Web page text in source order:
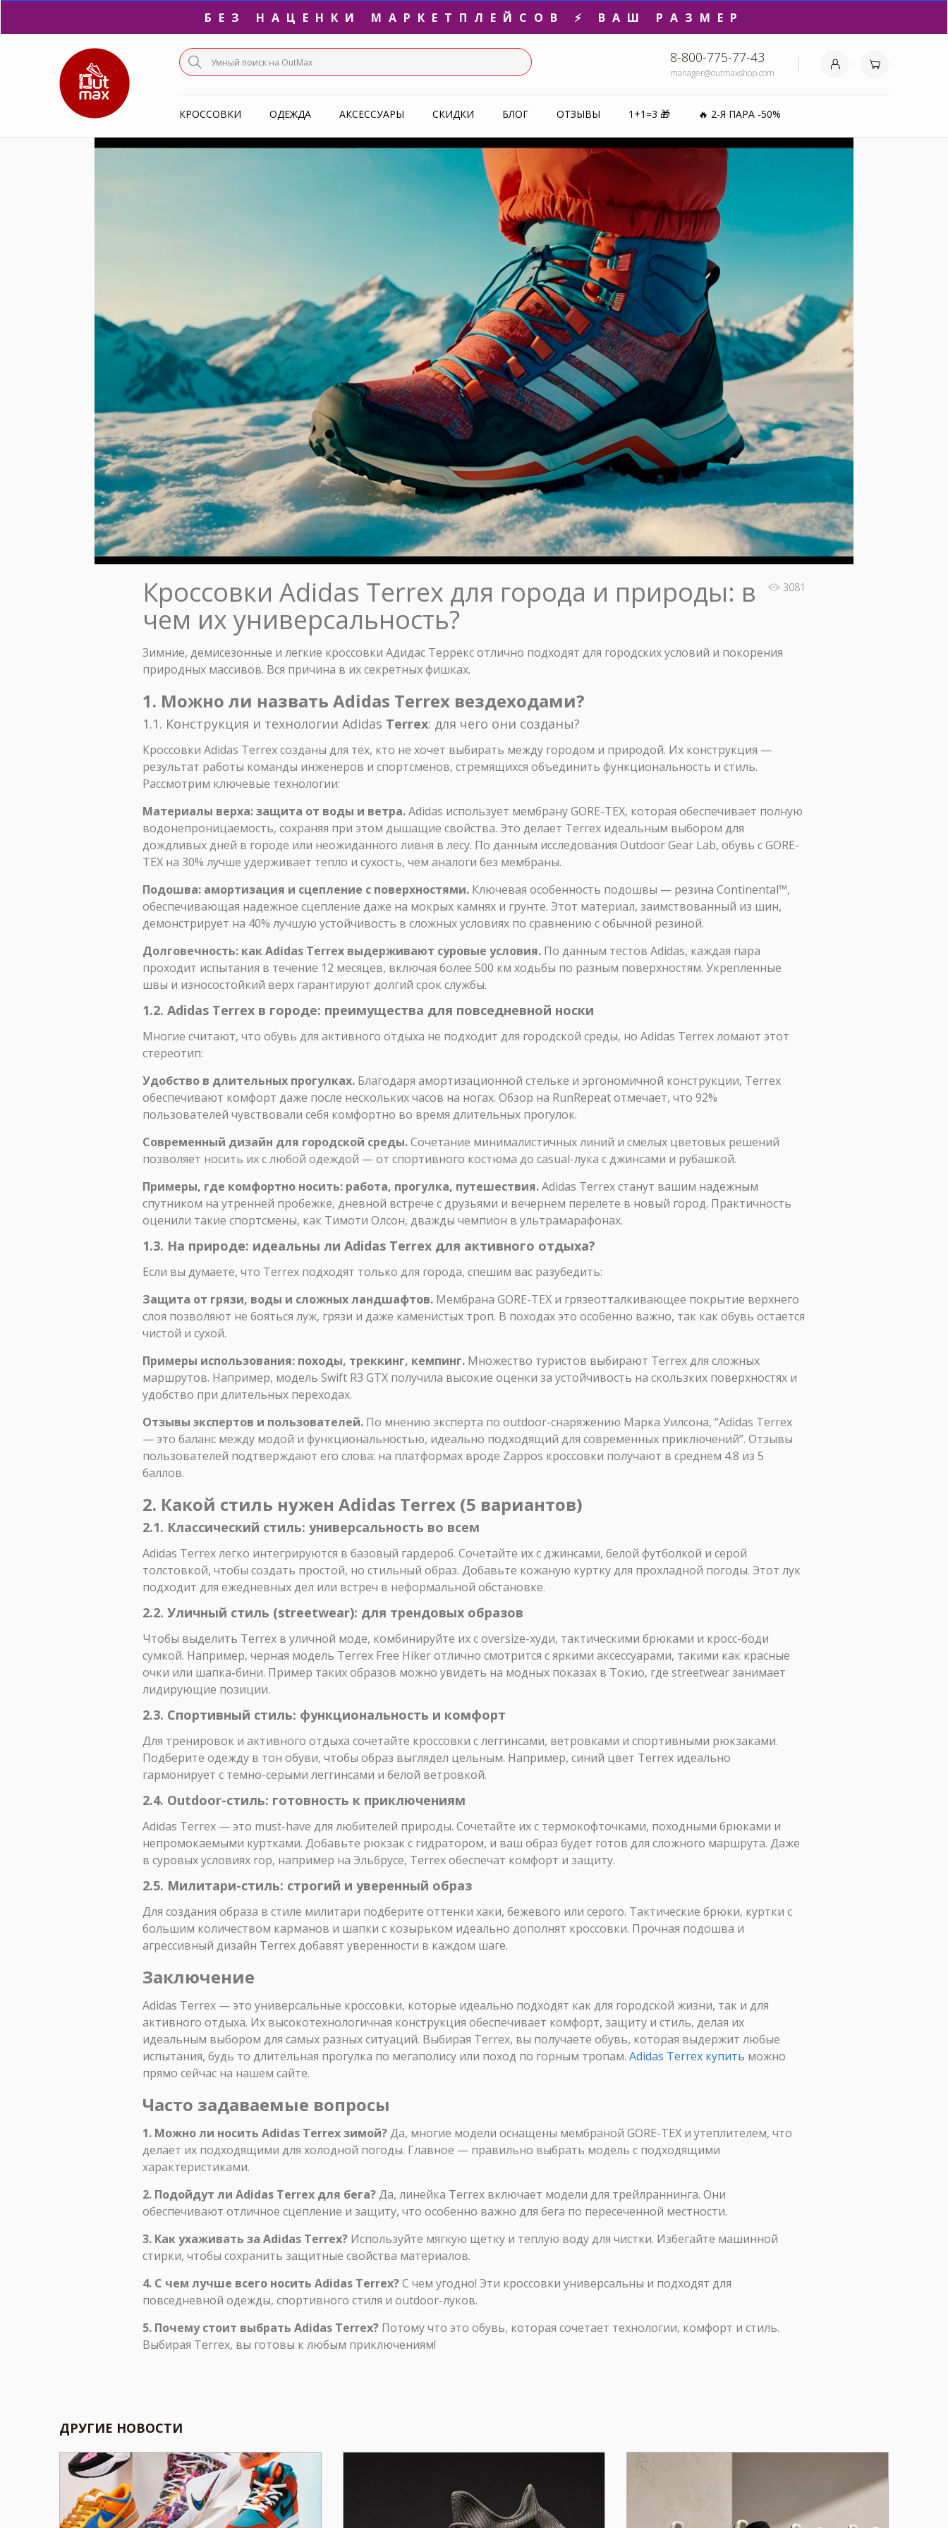
3-Я ПАРА В ПОДАРОК 🎁
ПОСЛЕДНИЕ РАЗМЕРЫ ОТ 1500₽⚡️ 8-800-775-77-43
manager@outmaxshop.com
КРОССОВКИ ОДЕЖДА АКСЕССУАРЫ СКИДКИ БЛОГ ОТЗЫВЫ 1+1=3 🎁 🔥 2-Я ПАРА -50%
Кроссовки Adidas Terrex для города и природы: в
чем их универсальность?
3081
Зимние, демисезонные и легкие кроссовки Адидас Террекс отлично подходят для городских условий и покорения
природных массивов. Вся причина в их секретных фишках.
1. Можно ли назвать Adidas Terrex вездеходами?
1.1. Конструкция и технологии Adidas Terrex: для чего они созданы?
Кроссовки Adidas Terrex созданы для тех, кто не хочет выбирать между городом и природой. Их конструкция —
результат работы команды инженеров и спортсменов, стремящихся объединить функциональность и стиль.
Рассмотрим ключевые технологии:
Материалы верха: защита от воды и ветра.Adidas использует мембрану GORE-TEX, которая обеспечивает полную
водонепроницаемость, сохраняя при этом дышащие свойства. Это делает Terrex идеальным выбором для
дождливых дней в городе или неожиданного ливня в лесу. По данным исследования Outdoor Gear Lab, обувь с GORE-
TEX на 30% лучше удерживает тепло и сухость, чем аналоги без мембраны.
Подошва: амортизация и сцепление с поверхностями. Ключевая особенность подошвы — резина Continental™,
обеспечивающая надежное сцепление даже на мокрых камнях и грунте. Этот материал, заимствованный из шин,
демонстрирует на 40% лучшую устойчивость в сложных условиях по сравнению с обычной резиной.
Долговечность: как Adidas Terrex выдерживают суровые условия. По данным тестов Adidas, каждая пара
проходит испытания в течение 12 месяцев, включая более 500 км ходьбы по разным поверхностям. Укрепленные
швы и износостойкий верх гарантируют долгий срок службы.
1.2. Adidas Terrex в городе: преимущества для повседневной носки
Многие считают, что обувь для активного отдыха не подходит для городской среды, но Adidas Terrex ломают этот
стереотип:
Удобство в длительных прогулках. Благодаря амортизационной стельке и эргономичной конструкции, Terrex
обеспечивают комфорт даже после нескольких часов на ногах. Обзор на RunRepeat отмечает, что 92%
пользователей чувствовали себя комфортно во время длительных прогулок.
Современный дизайн для городской среды.Сочетание минималистичных линий и смелых цветовых решений
позволяет носить их с любой одеждой — от спортивного костюма до casual-лука с джинсами и рубашкой.
Примеры, где комфортно носить: работа, прогулка, путешествия.Adidas Terrex станут вашим надежным
спутником на утренней пробежке, дневной встрече с друзьями и вечернем перелете в новый город. Практичность
оценили такие спортсмены, как Тимоти Олсон, дважды чемпион в ультрамарафонах.
1.3. На природе: идеальны ли Adidas Terrex для активного отдыха?
Если вы думаете, что Terrex подходят только для города, спешим вас разубедить:
Защита от грязи, воды и сложных ландшафтов. Мембрана GORE-TEX и грязеотталкивающее покрытие верхнего
слоя позволяют не бояться луж, грязи и даже каменистых троп. В походах это особенно важно, так как обувь остается
чистой и сухой.
Примеры использования: походы, треккинг, кемпинг. Множество туристов выбирают Terrex для сложных
маршрутов. Например, модель Swift R3 GTX получила высокие оценки за устойчивость на скользких поверхностях и
удобство при длительных переходах.
Отзывы экспертов и пользователей. По мнению эксперта по outdoor-снаряжению Марка Уилсона, “Adidas Terrex
— это баланс между модой и функциональностью, идеально подходящий для современных приключений”. Отзывы
пользователей подтверждают его слова: на платформах вроде Zappos кроссовки получают в среднем 4.8 из 5
баллов.
2. Какой стиль нужен Adidas Terrex (5 вариантов)
2.1. Классический стиль: универсальность во всем
Adidas Terrex легко интегрируются в базовый гардероб. Сочетайте их с джинсами, белой футболкой и серой
толстовкой, чтобы создать простой, но стильный образ. Добавьте кожаную куртку для прохладной погоды. Этот лук
подходит для ежедневных дел или встреч в неформальной обстановке.
2.2. Уличный стиль (streetwear): для трендовых образов
Чтобы выделить Terrex в уличной моде, комбинируйте их с oversize-худи, тактическими брюками и кросс-боди
сумкой. Например, черная модель Terrex Free Hiker отлично смотрится с яркими аксессуарами, такими как красные
очки или шапка-бини. Пример таких образов можно увидеть на модных показах в Токио, где streetwear занимает
лидирующие позиции.
2.3. Спортивный стиль: функциональность и комфорт
Для тренировок и активного отдыха сочетайте кроссовки с леггинсами, ветровками и спортивными рюкзаками.
Подберите одежду в тон обуви, чтобы образ выглядел цельным. Например, синий цвет Terrex идеально
гармонирует с темно-серыми леггинсами и белой ветровкой.
2.4. Outdoor-стиль: готовность к приключениям
Adidas Terrex — это must-have для любителей природы. Сочетайте их с термокофточками, походными брюками и
непромокаемыми куртками. Добавьте рюкзак с гидратором, и ваш образ будет готов для сложного маршрута. Даже
в суровых условиях гор, например на Эльбрусе, Terrex обеспечат комфорт и защиту.
2.5. Милитари-стиль: строгий и уверенный образ
Для создания образа в стиле милитари подберите оттенки хаки, бежевого или серого. Тактические брюки, куртки с
большим количеством карманов и шапки с козырьком идеально дополнят кроссовки. Прочная подошва и
агрессивный дизайн Terrex добавят уверенности в каждом шаге.
Заключение
Adidas Terrex — это универсальные кроссовки, которые идеально подходят как для городской жизни, так и для
активного отдыха. Их высокотехнологичная конструкция обеспечивает комфорт, защиту и стиль, делая их
идеальным выбором для самых разных ситуаций. Выбирая Terrex, вы получаете обувь, которая выдержит любые
испытания, будь то длительная прогулка по мегаполису или поход по горным тропам. Adidas Terrex купить можно
прямо сейчас на нашем сайте.
Часто задаваемые вопросы
1. Можно ли носить Adidas Terrex зимой?Да, многие модели оснащены мембраной GORE-TEX и утеплителем, что
делает их подходящими для холодной погоды. Главное — правильно выбрать модель с подходящими
характеристиками.
2. Подойдут ли Adidas Terrex для бега?Да, линейка Terrex включает модели для трейлраннинга. Они
обеспечивают отличное сцепление и защиту, что особенно важно для бега по пересеченной местности.
3. Как ухаживать за Adidas Terrex? Используйте мягкую щетку и теплую воду для чистки. Избегайте машинной
стирки, чтобы сохранить защитные свойства материалов.
4. С чем лучше всего носить Adidas Terrex?С чем угодно! Эти кроссовки универсальны и подходят для
повседневной одежды, спортивного стиля и outdoor-луков.
5. Почему стоит выбрать Adidas Terrex? Потому что это обувь, которая сочетает технологии, комфорт и стиль.
Выбирая Terrex, вы готовы к любым приключениям!
ДРУГИЕ НОВОСТИ